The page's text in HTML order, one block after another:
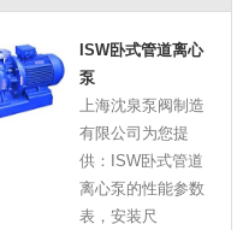
ISW卧式管道离心
泵
上海沈泉泵阀制造
有限公司为您提
供：ISW卧式管道
离心泵的性能参数
表，安装尺